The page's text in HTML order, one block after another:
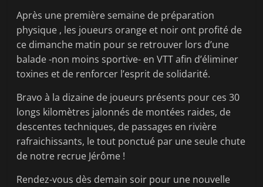
Après une première semaine de préparation
physique , les joueurs orange et noir ont profité de
ce dimanche matin pour se retrouver lors d’une
balade -non moins sportive- en VTT afin d’éliminer
toxines et de renforcer l’esprit de solidarité.
Bravo à la dizaine de joueurs présents pour ces 30
longs kilomètres jalonnés de montées raides, de
descentes techniques, de passages en rivière
rafraichissants, le tout ponctué par une seule chute
de notre recrue Jérôme !
Rendez-vous dès demain soir pour une nouvelle